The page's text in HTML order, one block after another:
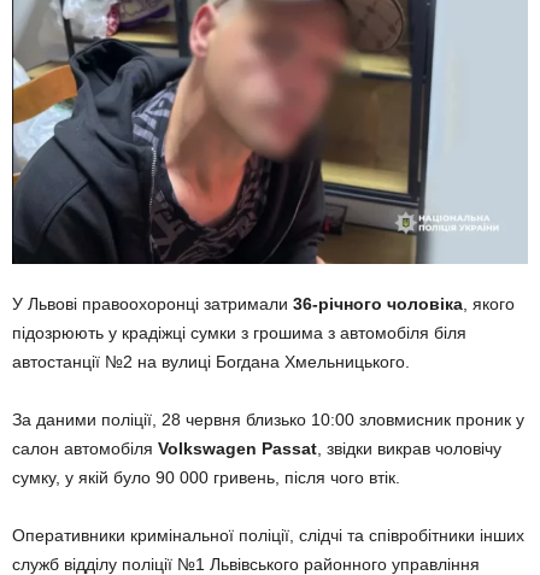
У Львові правоохоронці затримали 36-річного чоловіка , якого
підозрюють у крадіжці сумки з грошима з автомобіля біля
автостанції №2 на вулиці Богдана Хмельницького.
За даними поліції, 28 червня близько 10:00 зловмисник проник у
салон автомобіля Volkswagen Passat , звідки викрав чоловічу
сумку, у якій було 90 000 гривень, після чого втік.
Оперативники кримінальної поліції, слідчі та співробітники інших
служб відділу поліції №1 Львівського районного управління